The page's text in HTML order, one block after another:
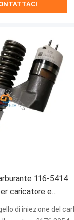
116-5414
caricatore e
Bachoe 428C 416C
di iniezione del